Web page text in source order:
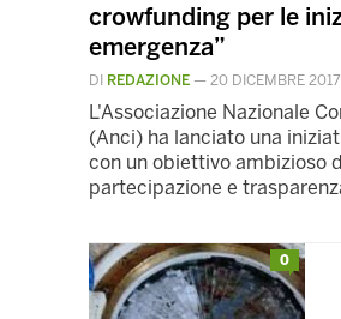
crowfunding per le
emergenza”
DI REDAZIONE — 20 DICEMBRE 2017
L'Associazione Nazionale
(Anci) ha lanciato una
con un obiettivo ambizioso
partecipazione e
0